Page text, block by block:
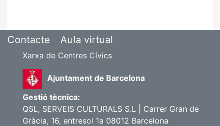
Contacte Aula virtual
Xarxa de Centres Cívics
Ajuntament de Barcelona
Gestió tècnica:
QSL, SERVEIS CULTURALS S.L | Carrer Gran de
Gràcia, 16, entresol 1a 08012 Barcelona